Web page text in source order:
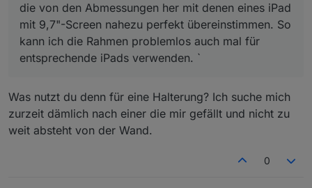
die von den Abmessungen her mit denen eines iPad
mit 9,7"-Screen nahezu perfekt übereinstimmen. So
kann ich die Rahmen problemlos auch mal für
entsprechende iPads verwenden. `
Was nutzt du denn für eine Halterung? Ich suche mich
zurzeit dämlich nach einer die mir gefällt und nicht zu
weit absteht von der Wand.
0